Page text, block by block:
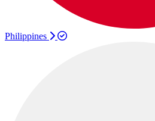
Philippines